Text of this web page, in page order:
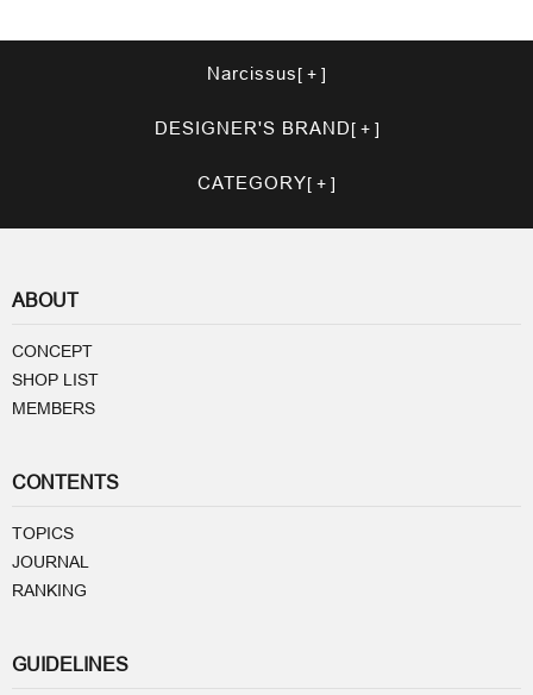
Narcissus
DESIGNER'S BRAND
CATEGORY
ABOUT
CONCEPT
SHOP LIST
MEMBERS
CONTENTS
TOPICS
JOURNAL
RANKING
GUIDELINES